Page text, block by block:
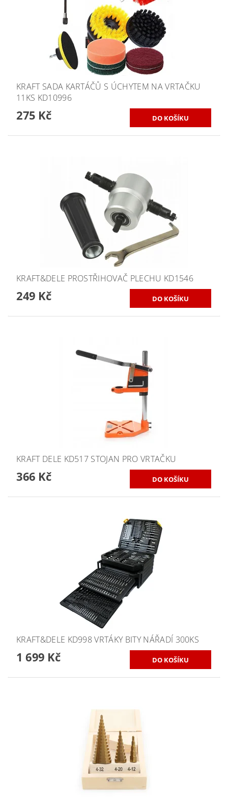
KRAFT SADA KARTÁČŮ S ÚCHYTEM NA VRTAČKU
11KS KD10996
275 Kč
KRAFT&DELE PROSTŘIHOVAČ PLECHU KD1546
249 Kč
KRAFT DELE KD517 STOJAN PRO VRTAČKU
366 Kč
KRAFT&DELE KD998 VRTÁKY BITY NÁŘADÍ 300KS
1 699 Kč